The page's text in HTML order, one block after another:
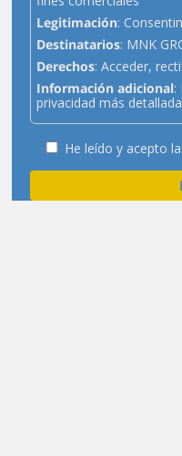
Legitimación:
Destinatarios: MNK
Derechos: Acceder,
Información adicional:
privacidad más detallada
He leído y acepto la